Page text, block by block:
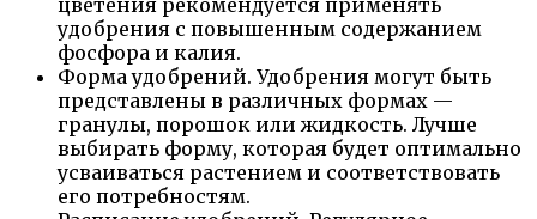
удобрения с повышенным содержанием
фосфора и калия.
Форма удобрений. Удобрения могут быть
представлены в различных формах —
гранулы, порошок или жидкость. Лучше
выбирать форму, которая будет оптимально
усваиваться растением и соответствовать
его потребностям.